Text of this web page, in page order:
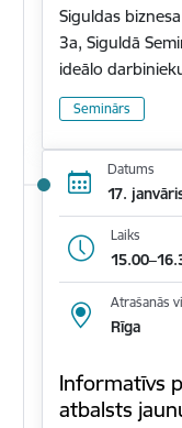
Siguldas
3a, Siguldā
ideālo
Seminārs
Datums
17.
Laiks
Atrašanās
Rīga
Informatīvs
atbalsts